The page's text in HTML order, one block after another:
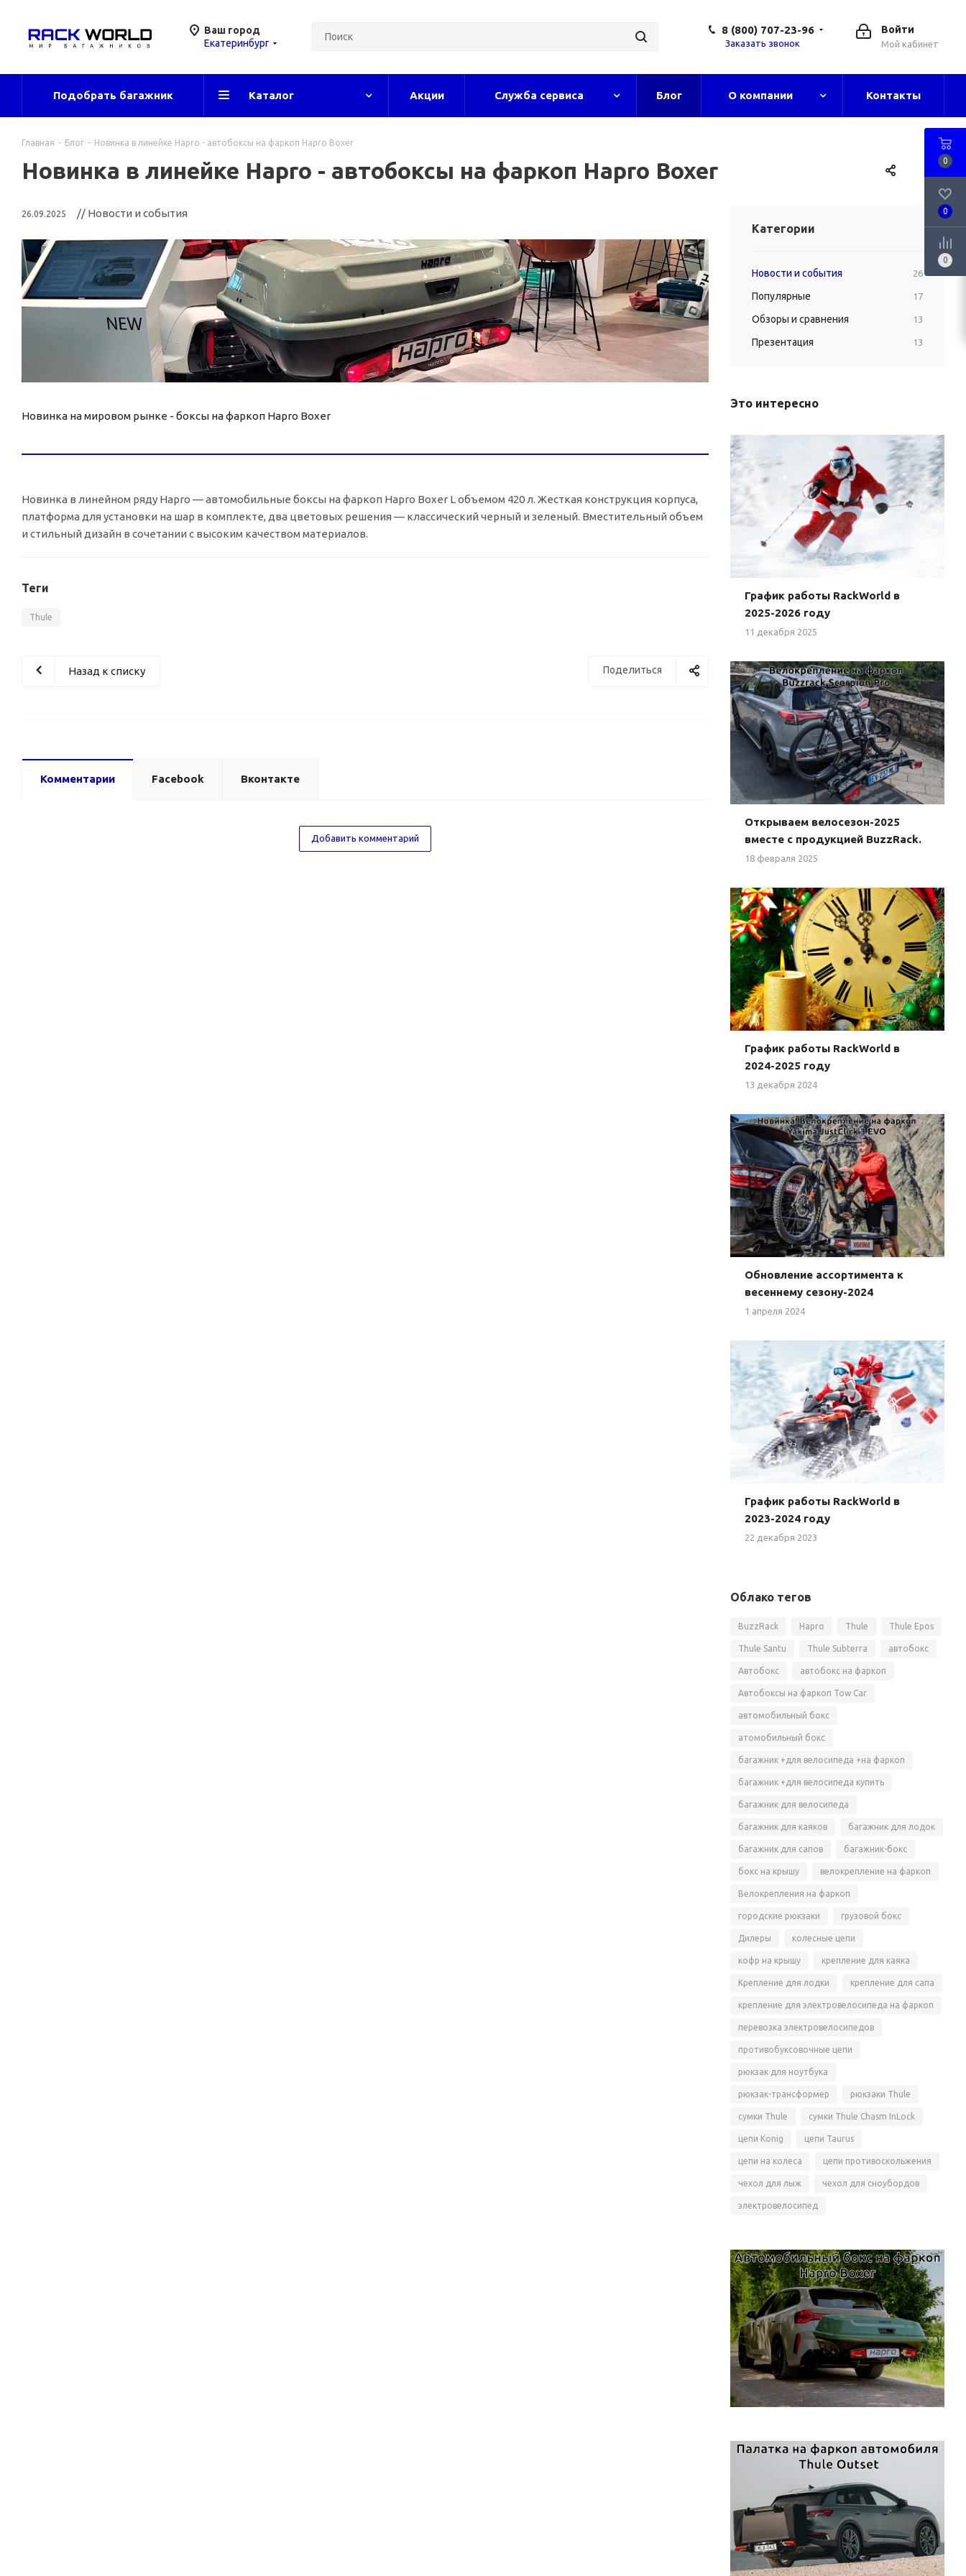
Ваш город
Екатеринбург
Войти
Мой кабинет
8 (800) 707-23-96
Заказать звонок
Подобрать багажник Каталог Акции Служба сервиса Блог О компании Контакты
Главная - Блог - Новинка в линейке Hapro - автобоксы на фаркоп Hapro Boxer
Новинка в линейке Hapro - автобоксы на фаркоп Hapro Boxer
26.09.2025 // Новости и события
Новинка на мировом рынке - боксы на фаркоп Hapro Boxer
Новинка в линейном ряду Hapro — автомобильные боксы на фаркоп Hapro Boxer L объемом 420 л. Жесткая конструкция корпуса,
платформа для установки на шар в комплекте, два цветовых решения — классический черный и зеленый. Вместительный объем
и стильный дизайн в сочетании с высоким качеством материалов.
Теги
Thule
Поделиться
Назад к списку
Комментарии Facebook Вконтакте
Добавить комментарий
Категории
Новости и события 26
Популярные 17
Обзоры и сравнения 13
Презентация 13
Это интересно
График работы RackWorld в
2025-2026 году
11 декабря 2025
Открываем велосезон-2025
вместе с продукцией BuzzRack.
18 февраля 2025
График работы RackWorld в
2024-2025 году
13 декабря 2024
Обновление ассортимента к
весеннему сезону-2024
1 апреля 2024
График работы RackWorld в
2023-2024 году
22 декабря 2023
Облако тегов
BuzzRack Hapro Thule Thule Epos
Thule Santu Thule Subterra автобокс
Автобокс автобокс на фаркоп
Автобоксы на фаркоп Tow Car
автомобильный бокс
атомобильный бокс
багажник +для велосипеда +на фаркоп
багажник +для велосипеда купить
багажник для велосипеда
багажник для каяков багажник для лодок
багажник для сапов багажник-бокс
бокс на крышу велокрепление на фаркоп
Велокрепления на фаркоп
городские рюкзаки грузовой бокс
Дилеры колесные цепи
кофр на крышу крепление для каяка
Крепление для лодки крепление для сапа
крепление для электровелосипеда на фаркоп
перевозка электровелосипедов
противобуксовочные цепи
рюкзак для ноутбука
рюкзак-трансформер рюкзаки Thule
сумки Thule сумки Thule Chasm InLock
цепи Konig цепи Taurus
цепи на колеса цепи противоскольжения
чехол для лыж чехол для сноубордов
электровелосипед
0
0
0